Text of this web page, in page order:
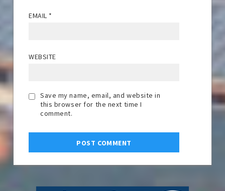
EMAIL *
WEBSITE
Save my name, email, and website in
this browser for the next time I
comment.